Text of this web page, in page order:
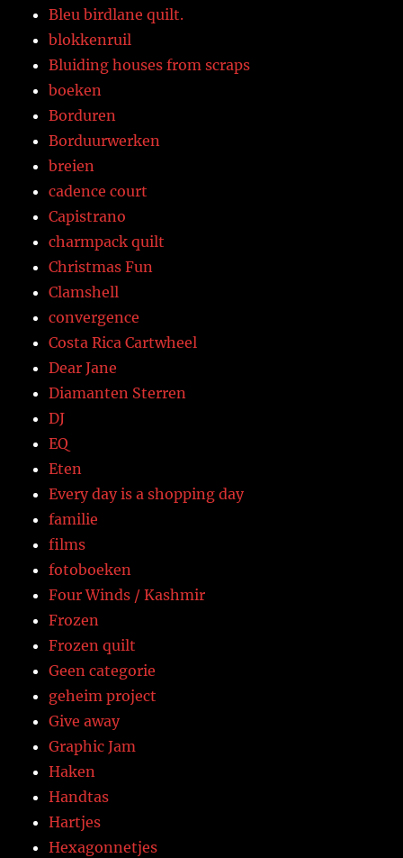
Bleu birdlane quilt.
blokkenruil
Bluiding houses from scraps
boeken
Borduren
Borduurwerken
breien
cadence court
Capistrano
charmpack quilt
Christmas Fun
Clamshell
convergence
Costa Rica Cartwheel
Dear Jane
Diamanten Sterren
DJ
EQ
Eten
Every day is a shopping day
familie
films
fotoboeken
Four Winds / Kashmir
Frozen
Frozen quilt
Geen categorie
geheim project
Give away
Graphic Jam
Haken
Handtas
Hartjes
Hexagonnetjes